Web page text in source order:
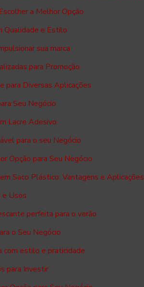
a Melhor Opção
Qualidade e Estilo
sua marca
para Promoção
para Diversas Aplicações
Seu Negócio
Lacre Adesivo
para o seu Negócio
Opção para Seu Negócio
Saco Plástico: Vantagens e Aplicações
e Usos
perfeita para o verão
o Seu Negócio
com estilo e praticidade
para Investir